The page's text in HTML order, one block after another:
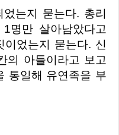
명만 살아남았다고
이었는지 묻는다. 신
의 아들이라고 보고
통일해 유연족을 부